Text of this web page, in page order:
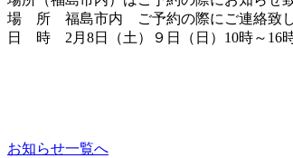
場 所 福島市内 ご予約の際にご連絡致し
日 時 2月8日（土）９日（日）10時～16
お知らせ一覧へ